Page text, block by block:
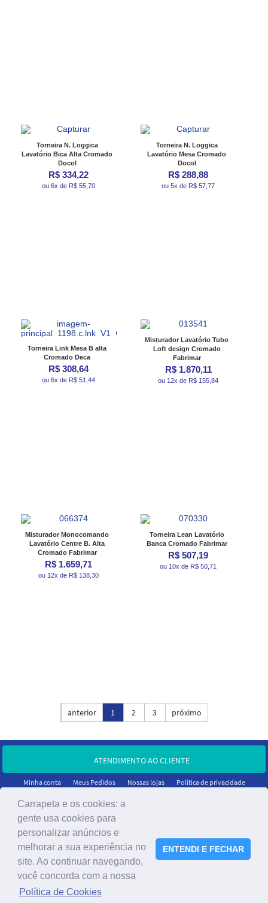
Torneira N. Loggica
Lavatório Bica Alta Cromado
Docol
R$ 334,22
ou 6x de R$ 55,70
Torneira N. Loggica
Lavatório Mesa Cromado
Docol
R$ 288,88
ou 5x de R$ 57,77
Torneira Link Mesa B alta
Cromado Deca
R$ 308,64
ou 6x de R$ 51,44
Misturador Lavatório Tubo
Loft design Cromado
Fabrimar
R$ 1.870,11
ou 12x de R$ 155,84
Misturador Monocomando
Lavatório Centre B. Alta
Cromado Fabrimar
R$ 1.659,71
ou 12x de R$ 138,30
Torneira Lean Lavatório
Banca Cromado Fabrimar
R$ 507,19
ou 10x de R$ 50,71
anterior 1 2 3 próximo
ATENDIMENTO AO CLIENTE
Minha conta Meus Pedidos Nossas lojas Política de privacidade
CNPJ: 05.466.732/0001-95
Carrapeta e os cookies: a
gente usa cookies para
personalizar anúncios e
melhorar a sua experiência no
site. Ao continuar navegando,
você concorda com a nossa
Política de Cookies
ENTENDI E FECHAR